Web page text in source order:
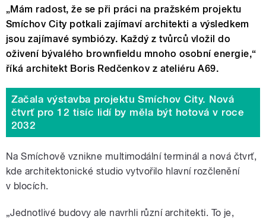
„Mám radost, že se při práci na pražském projektu
Smíchov City potkali zajímaví architekti a výsledkem
jsou zajímavé symbiózy. Každý z tvůrců vložil do
oživení bývalého brownfieldu mnoho osobní energie,“
říká architekt Boris Redčenkov z ateliéru A69.
Začala výstavba projektu Smíchov City. Nová
čtvrť pro 12 tisíc lidí by měla být hotová v roce
2032
Na Smíchově vznikne multimodální terminál a nová čtvrť,
kde architektonické studio vytvořilo hlavní rozčlenění
v blocích.
„Jednotlivé budovy ale navrhli různí architekti. To je,